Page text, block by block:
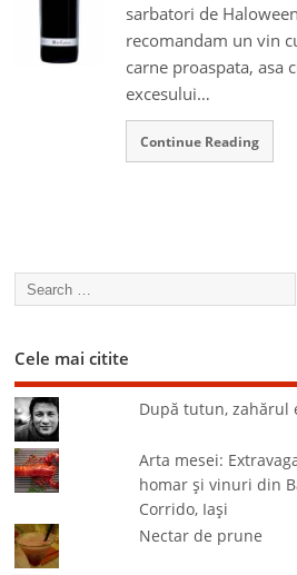
sarbatori de
recomandam un vin
carne proaspata, asa
excesului…
Continue Reading
Cele mai citite
După tutun, zahărul
Arta mesei:
homar şi vinuri din
Corrido, Iaşi
Nectar de prune